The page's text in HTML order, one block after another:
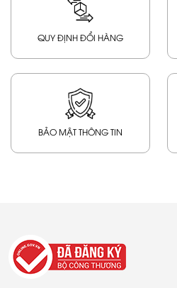
QUY ĐỊNH ĐỔI HÀNG
BẢO MẬT THÔNG TIN